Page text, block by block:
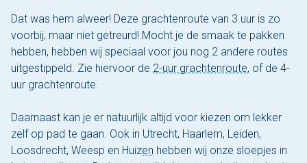
Dat was hem alweer! Deze grachtenroute van 3 uur is zo
voorbij, maar niet getreurd! Mocht je de smaak te pakken
hebben, hebben wij speciaal voor jou nog 2 andere routes
uitgestippeld. Zie hiervoor de 2-uur grachtenroute, of de 4-
uur grachtenroute.
Daarnaast kan je er natuurlijk altijd voor kiezen om lekker
zelf op pad te gaan. Ook in Utrecht, Haarlem, Leiden,
Loosdrecht, Weesp en Huizen hebben wij onze sloepjes in